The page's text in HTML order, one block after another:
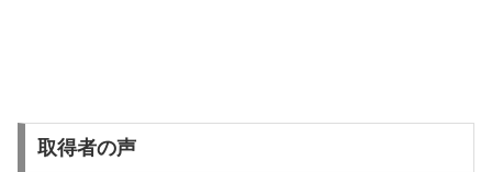
取得者の声